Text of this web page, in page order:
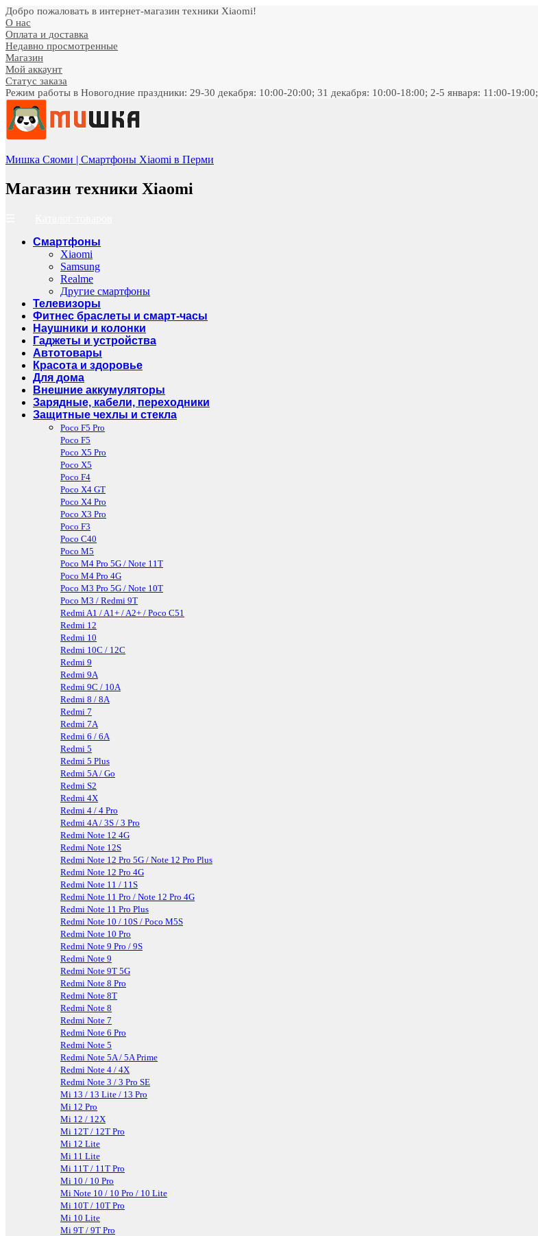
Добро пожаловать в интернет-магазин техники Xiaomi!
О нас
Оплата и доставка
Недавно просмотренные
Магазин
Мой аккаунт
Статус заказа
Режим работы в Новогодние праздники: 29-30 декабря: 10:00-20:00; 31 декабря: 10:00-18:00; 2-5 января: 11:00-19:00;
Мишка Сяоми | Смартфоны Xiaomi в Перми
Магазин техники Xiaomi
Смартфоны
Xiaomi
Samsung
Realme
Другие смартфоны
Телевизоры
Фитнес браслеты и смарт-часы
Наушники и колонки
Гаджеты и устройства
Автотовары
Красота и здоровье
Для дома
Внешние аккумуляторы
Зарядные, кабели, переходники
Защитные чехлы и стекла
Poco F5 Pro
Poco F5
Poco X5 Pro
Poco X5
Poco F4
Poco X4 GT
Poco X4 Pro
Poco X3 Pro
Poco F3
Poco C40
Poco M5
Poco M4 Pro 5G / Note 11T
Poco M4 Pro 4G
Poco M3 Pro 5G / Note 10T
Poco M3 / Redmi 9T
Redmi A1 / A1+ / A2+ / Poco C51
Redmi 12
Redmi 10
Redmi 10C / 12C
Redmi 9
Redmi 9A
Redmi 9C / 10A
Redmi 8 / 8A
Redmi 7
Redmi 7A
Redmi 6 / 6A
Redmi 5
Redmi 5 Plus
Redmi 5A / Go
Redmi S2
Redmi 4X
Redmi 4 / 4 Pro
Redmi 4A / 3S / 3 Pro
Redmi Note 12 4G
Redmi Note 12S
Redmi Note 12 Pro 5G / Note 12 Pro Plus
Redmi Note 12 Pro 4G
Redmi Note 11 / 11S
Redmi Note 11 Pro / Note 12 Pro 4G
Redmi Note 11 Pro Plus
Redmi Note 10 / 10S / Poco M5S
Redmi Note 10 Pro
Redmi Note 9 Pro / 9S
Redmi Note 9
Redmi Note 9T 5G
Redmi Note 8 Pro
Redmi Note 8T
Redmi Note 8
Redmi Note 7
Redmi Note 6 Pro
Redmi Note 5
Redmi Note 5A / 5A Prime
Redmi Note 4 / 4X
Redmi Note 3 / 3 Pro SE
Mi 13 / 13 Lite / 13 Pro
Mi 12 Pro
Mi 12 / 12X
Mi 12T / 12T Pro
Mi 12 Lite
Mi 11 Lite
Mi 11T / 11T Pro
Mi 10 / 10 Pro
Mi Note 10 / 10 Pro / 10 Lite
Mi 10T / 10T Pro
Mi 10 Lite
Mi 9T / 9T Pro